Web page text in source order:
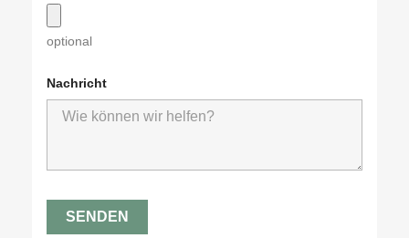
optional
Nachricht